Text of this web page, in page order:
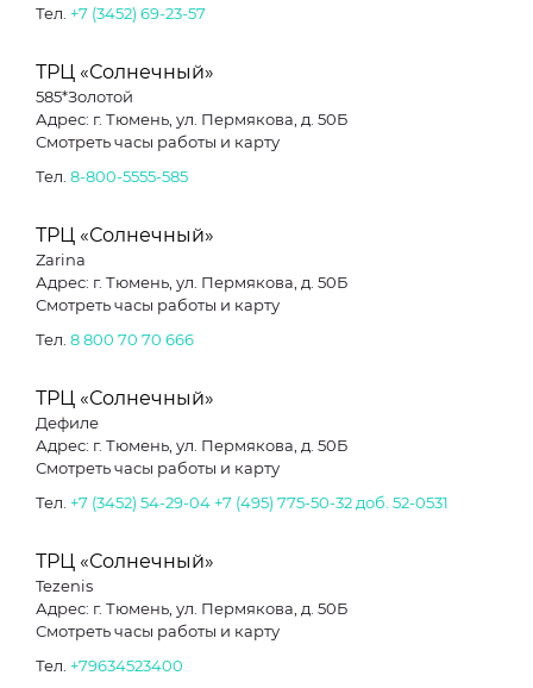
Тел. +7 (3452) 69-23-57
ТРЦ «Солнечный»
585*Золотой
Адрес: г. Тюмень, ул. Пермякова, д. 50Б
Смотреть часы работы и карту
Тел. 8-800-5555-585
ТРЦ «Солнечный»
Zarina
Адрес: г. Тюмень, ул. Пермякова, д. 50Б
Смотреть часы работы и карту
Тел. 8 800 70 70 666
ТРЦ «Солнечный»
Дефиле
Адрес: г. Тюмень, ул. Пермякова, д. 50Б
Смотреть часы работы и карту
Тел. +7 (3452) 54-29-04 +7 (495) 775-50-32 доб. 52-0531
ТРЦ «Солнечный»
Tezenis
Адрес: г. Тюмень, ул. Пермякова, д. 50Б
Смотреть часы работы и карту
Тел. +79634523400